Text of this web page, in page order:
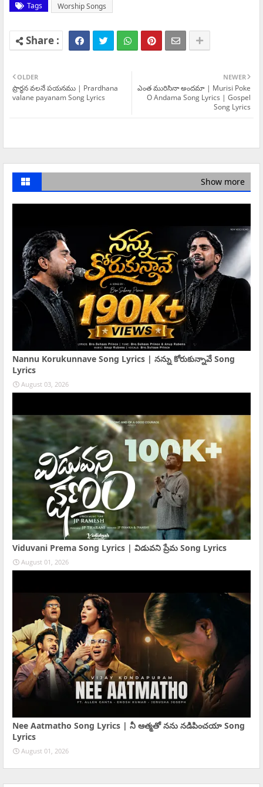
Tags Worship Songs
NEWER
ఎంత మురిసినా అందమా | Murisi Poke
O Andama Song Lyrics | Gospel
Song Lyrics
OLDER
ప్రార్థన వలనే పయనము | Prardhana
valane payanam Song Lyrics
Show more
Nannu Korukunnave Song Lyrics | నన్ను కోరుకున్నావే Song
Lyrics
August 03, 2026
Viduvani Prema Song Lyrics | విడువని ప్రేమ Song Lyrics
August 01, 2026
Nee Aatmatho Song Lyrics | నీ ఆత్మతో నను నడిపించయా Song
Lyrics
August 01, 2026